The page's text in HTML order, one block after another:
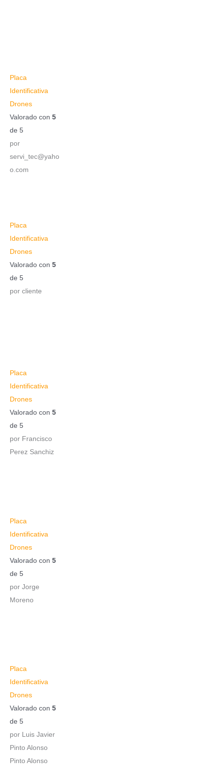
Placa
Identificativa
Drones
Valorado con 5
de 5
por
servi_tec@yaho
o.com
Placa
Identificativa
Drones
Valorado con 5
de 5
por cliente
Placa
Identificativa
Drones
Valorado con 5
de 5
por Francisco
Perez Sanchiz
Placa
Identificativa
Drones
Valorado con 5
de 5
por Jorge
Moreno
Placa
Identificativa
Drones
Valorado con 5
de 5
por Luis Javier
Pinto Alonso
Pinto Alonso